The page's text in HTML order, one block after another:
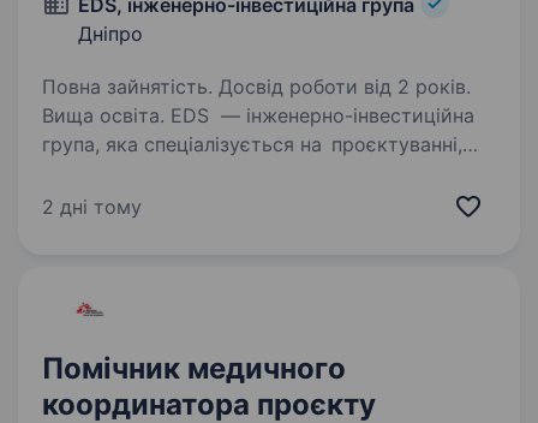
EDS, інженерно-інвестиційна група
Дніпро
Повна зайнятість. Досвід роботи від 2 років.
Вища освіта. EDS — інженерно-інвестиційна
група, яка спеціалізується на проєктуванні,
виробництві обладнання та будівництві
2 дні тому
Помічник медичного
координатора проєкту